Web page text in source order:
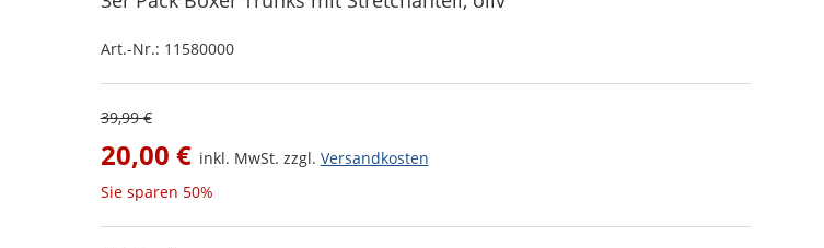
Art.-Nr.: 11580000
39,99 €
20,00 € inkl. MwSt. zzgl. Versandkosten
Sie sparen 50%